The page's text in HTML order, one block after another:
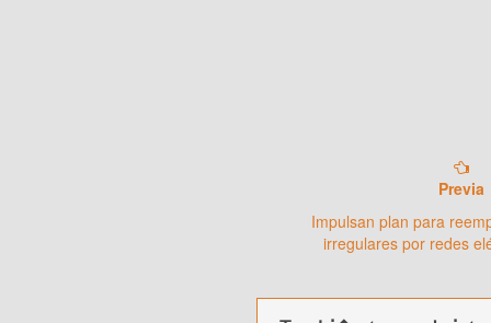
Previa
Impulsan plan para
irregulares por redes